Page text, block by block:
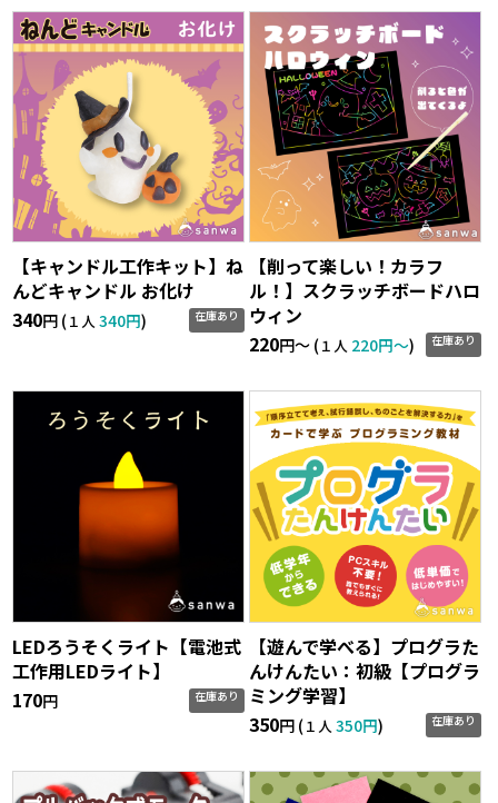
【キャンドル工作キット】ね
んどキャンドル お化け
340円 (１人340円) 在庫あり
【削って楽しい！カラフ
ル！】スクラッチボードハロ
ウィン
220円〜 (１人 220円〜) 在庫あり
LEDろうそくライト【電池式
工作用LEDライト】
170円 在庫あり
【遊んで学べる】プログラた
んけんたい：初級【プログラ
ミング学習】
350円 (１人 350円) 在庫あり